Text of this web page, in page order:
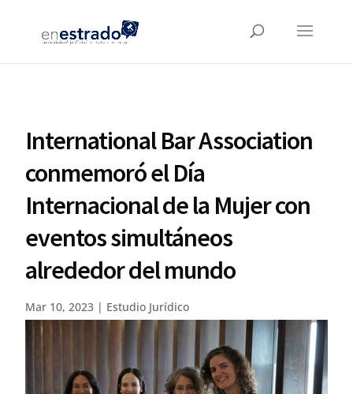
International Bar Association
conmemoró el Día
Internacional de la Mujer con
eventos simultáneos
alrededor del mundo
Mar 10, 2023 | Estudio Jurídico